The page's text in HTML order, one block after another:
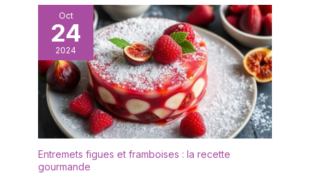
banquets, les
rassemblements, les
mariages et diverses
fêtes, telles que la Saint-
Valentin, Pâques,
Halloween, Thanksgiving,
etc.
Oct
24
2024
Entremets figues et framboises : la recette
gourmande